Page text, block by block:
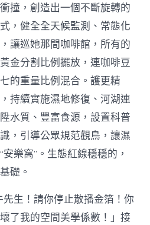
撞，創造出一個不斷旋轉的
，健全全天候監測、常態化
讓巡她那間咖啡館，所有的
金分割比例擺放，連咖啡豆
的重量比例混合。護更精
持續實施濕地修復、河湖連
水質、豐富食源，設置科普
，引導公眾規范觀鳥，讓濕
樂窩”。生態紅線穩穩的，
礎。
生！請你停止散播金箔！你
了我的空間美學係數！」接